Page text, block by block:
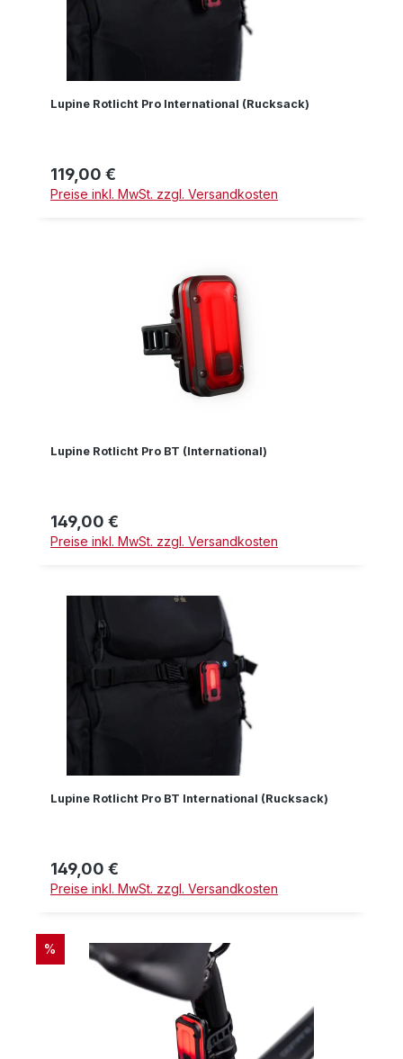
Lupine Rotlicht Pro International (Rucksack)
Regulärer Preis:
119,00 €
Preise inkl. MwSt. zzgl. Versandkosten
Lupine Rotlicht Pro BT (International)
Regulärer Preis:
149,00 €
Preise inkl. MwSt. zzgl. Versandkosten
Lupine Rotlicht Pro BT International (Rucksack)
Regulärer Preis:
149,00 €
Preise inkl. MwSt. zzgl. Versandkosten
RABATT
%